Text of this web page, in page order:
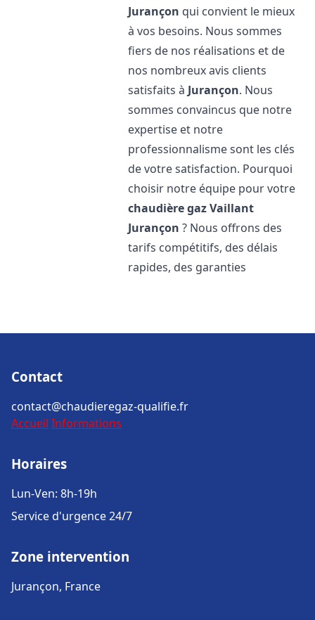
Jurançon qui convient le mieux
à vos besoins. Nous sommes
fiers de nos réalisations et de
nos nombreux avis clients
satisfaits à Jurançon. Nous
sommes convaincus que notre
expertise et notre
professionnalisme sont les clés
de votre satisfaction. Pourquoi
choisir notre équipe pour votre
chaudière gaz Vaillant
Jurançon ? Nous offrons des
tarifs compétitifs, des délais
rapides, des garanties
Contact
contact@chaudieregaz-qualifie.fr
Accueil Informations
Horaires
Lun-Ven: 8h-19h
Service d'urgence 24/7
Zone intervention
Jurançon, France